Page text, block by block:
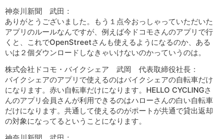
神奈川新聞 武田：
ありがとうございました。もう１点今おっしゃっていただいた
アプリのルールなんですが、例えば今ドコモさんのアプリで行
くと、これでOpenStreetさんも使えるようになるのか、ある
いは２個ダウンロードしなきゃいけないのかっていうのは。
株式会社ドコモ・バイクシェア 武岡 代表取締役社長：
バイクシェアのアプリで使えるのはバイクシェアの自転車だけ
になります。赤い自転車だけになります。HELLO CYCLINGさ
んのアプリ会員さんが利用できるのはハローさんの白い自転車
だけになります。共通して使えるのがポートが共通で貸出返却
の対象になってるということになります。